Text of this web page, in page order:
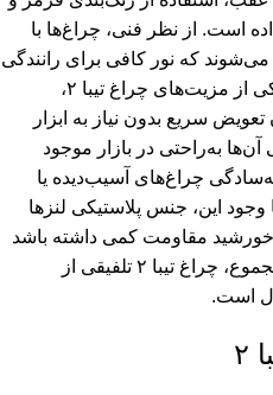
است. از نظر فنی، چراغ‌ها با
که نور کافی برای رانندگی
شهری و جاده‌ای فراهم می‌کنند. یکی از مزیت‌های چراغ تیبا ۲،
سریع بدون نیاز به ابزار
به‌راحتی در بازار موجود
چراغ‌های آسیب‌دیده یا
این، جنس پلاستیکی لنزها
مقاومت کمی داشته باشد
و پس از مدتی تغییر رنگ دهد. در مجموع، چراغ تیبا ۲ تلفیقی از
است.